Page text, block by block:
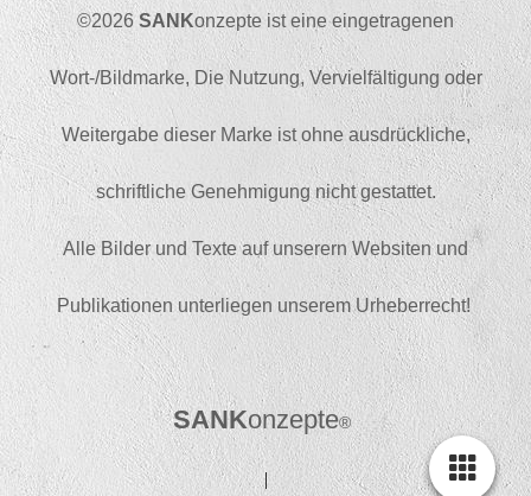
©2026SANKonzepte ist eine eingetragenen
Wort-/Bildmarke, Die Nutzung, Vervielfältigung oder
Weitergabe dieser Marke ist ohne ausdrückliche,
schriftliche Genehmigung nicht gestattet.
Alle Bilder und Texte auf unserern Websiten und
Publikationen unterliegen unserem Urheberrecht!
SANKonzepte®
|